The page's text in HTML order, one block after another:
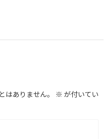
ありません。 ※ が付いてい